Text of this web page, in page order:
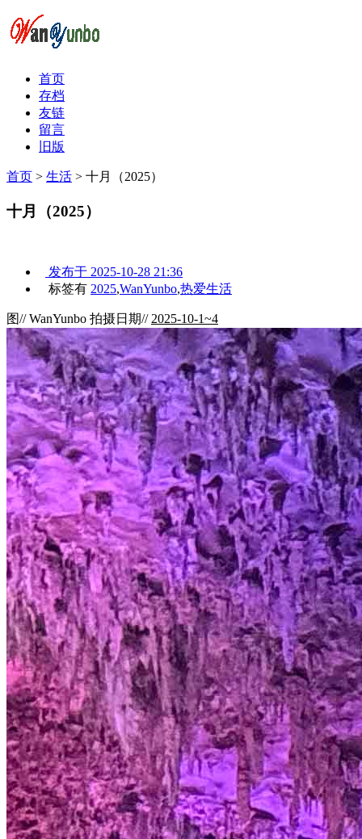
首页
存档
友链
留言
旧版
首页 > 生活 > 十月（2025）
十月（2025）
发布于 2025-10-28 21:36
标签有 2025,WanYunbo,热爱生活
图// WanYunbo 拍摄日期//2025-10-1~4